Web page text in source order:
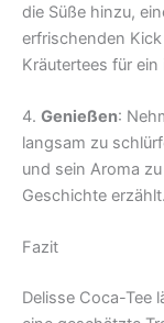
die Süße hinzu,
erfrischenden
Kräutertees für
4. Genießen:
langsam zu
und sein Aroma
Geschichte erzählt.
Fazit
Delisse Coca-Tee